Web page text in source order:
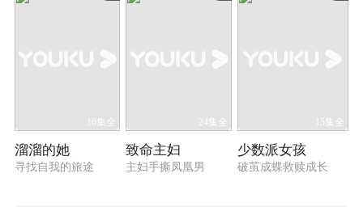
16集全
溜溜的她
寻找自我的旅途
24集全
致命主妇
主妇手撕凤凰男
15集全
少数派女孩
破茧成蝶救赎成长